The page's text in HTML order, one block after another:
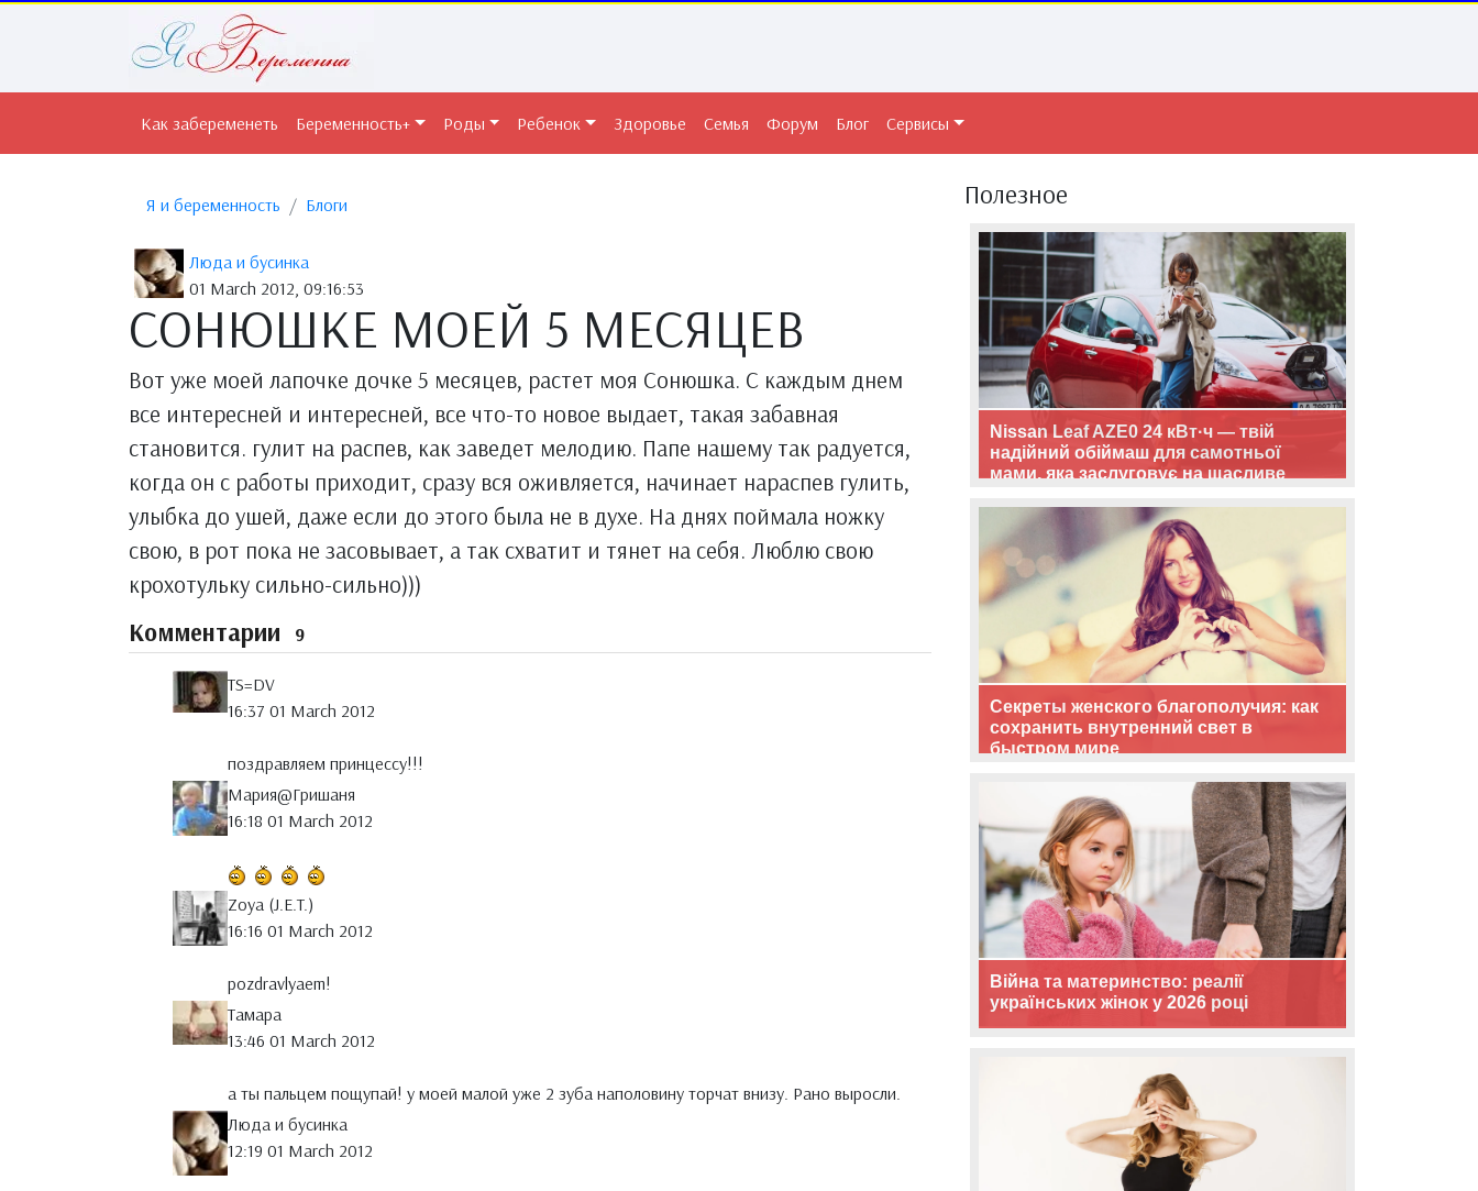
Как забеременеть Беременность+ Роды Ребенок Здоровье Семья Форум Блог Сервисы
Я и беременность Блоги
Люда и бусинка
01 March 2012, 09:16:53
СОНЮШКЕ МОЕЙ 5 МЕСЯЦЕВ
Вот уже моей лапочке дочке 5 месяцев, растет моя Сонюшка. С каждым днем
все интересней и интересней, все что-то новое выдает, такая забавная
становится. гулит на распев, как заведет мелодию. Папе нашему так радуется,
когда он с работы приходит, сразу вся оживляется, начинает нараспев гулить,
улыбка до ушей, даже если до этого была не в духе. На днях поймала ножку
свою, в рот пока не засовывает, а так схватит и тянет на себя. Люблю свою
крохотульку сильно-сильно)))
Комментарии 9
TS=DV
16:37 01 March 2012
поздравляем принцессу!!!
Мария@Гришаня
16:18 01 March 2012
Zoya (J.E.T.)
16:16 01 March 2012
pozdravlyaem!
Тамара
13:46 01 March 2012
а ты пальцем пощупай! у моей малой уже 2 зуба наполовину торчат внизу. Рано выросли.
Люда и бусинка
12:19 01 March 2012
Полезное
Nissan Leaf AZE0 24 кВт·ч — твій
надійний обіймаш для самотньої
мами, яка заслуговує на щасливе
Секреты женского благополучия: как
сохранить внутренний свет в
быстром мире
Війна та материнство: реалії
українських жінок у 2026 році